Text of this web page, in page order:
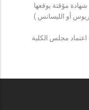
مؤقتة يوقعها
أو الليسانس )
اعتماد مجلس الكلية